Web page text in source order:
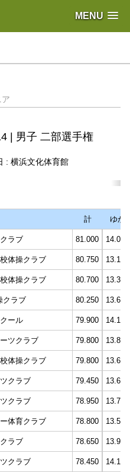
MENU
| 男子 二部選手権
: 横浜文化体育館
計 ゆか
ラブ 81.000 14.000
体操クラブ 80.750 13.150
体操クラブ 80.700 13.350
クラブ 80.250 13.600
ール 79.900 14.100
ツクラブ 79.800 13.850
体操クラブ 79.800 13.600
クラブ 79.450 13.600
クラブ 78.950 13.750
体育クラブ 78.800 13.550
ラブ 78.650 13.900
クラブ 78.450 14.100